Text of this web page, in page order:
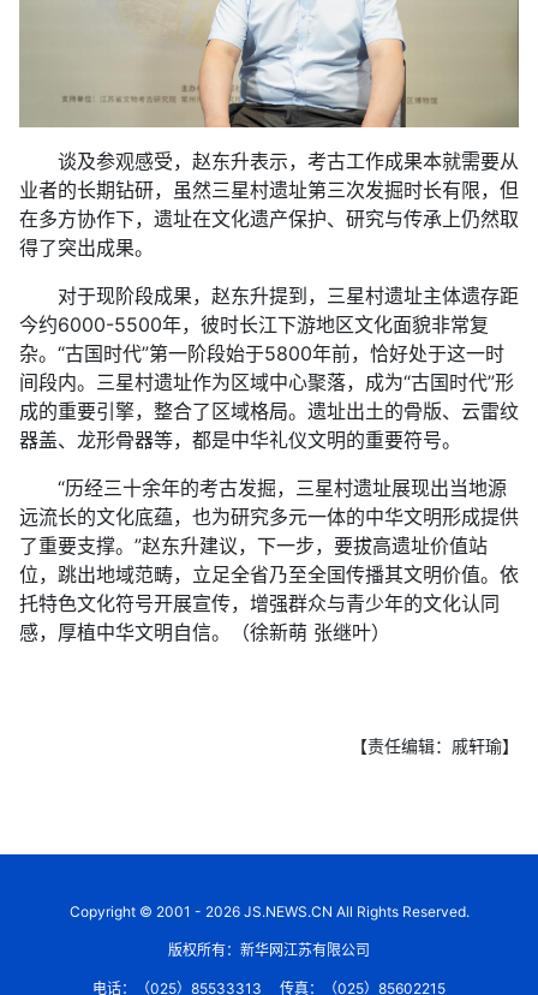
谈及参观感受，赵东升表示，考古工作成果本就需要从
业者的长期钻研，虽然三星村遗址第三次发掘时长有限，但
在多方协作下，遗址在文化遗产保护、研究与传承上仍然取
得了突出成果。
对于现阶段成果，赵东升提到，三星村遗址主体遗存距
今约6000-5500年，彼时长江下游地区文化面貌非常复
杂。“古国时代”第一阶段始于5800年前，恰好处于这一时
间段内。三星村遗址作为区域中心聚落，成为“古国时代”形
成的重要引擎，整合了区域格局。遗址出土的骨版、云雷纹
器盖、龙形骨器等，都是中华礼仪文明的重要符号。
“历经三十余年的考古发掘，三星村遗址展现出当地源
远流长的文化底蕴，也为研究多元一体的中华文明形成提供
了重要支撑。”赵东升建议，下一步，要拔高遗址价值站
位，跳出地域范畴，立足全省乃至全国传播其文明价值。依
托特色文化符号开展宣传，增强群众与青少年的文化认同
感，厚植中华文明自信。（徐新萌 张继叶）
【责任编辑：戚轩瑜】
Copyright © 2001 - 2026 JS.NEWS.CN All Rights Reserved.
版权所有：新华网江苏有限公司
电话：（025）85533313 传真：（025）85602215